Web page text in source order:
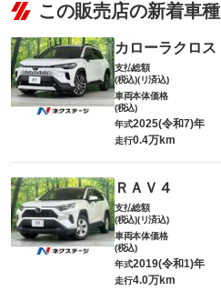
この販売店の新着車種
カローラクロス
支払総額
(税込)(リ済込)
車両本体価格
(税込)
年式2025(令和7)年
走行0.4万km
ＲＡＶ４
支払総額
(税込)(リ済込)
車両本体価格
(税込)
年式2019(令和1)年
走行4.0万km